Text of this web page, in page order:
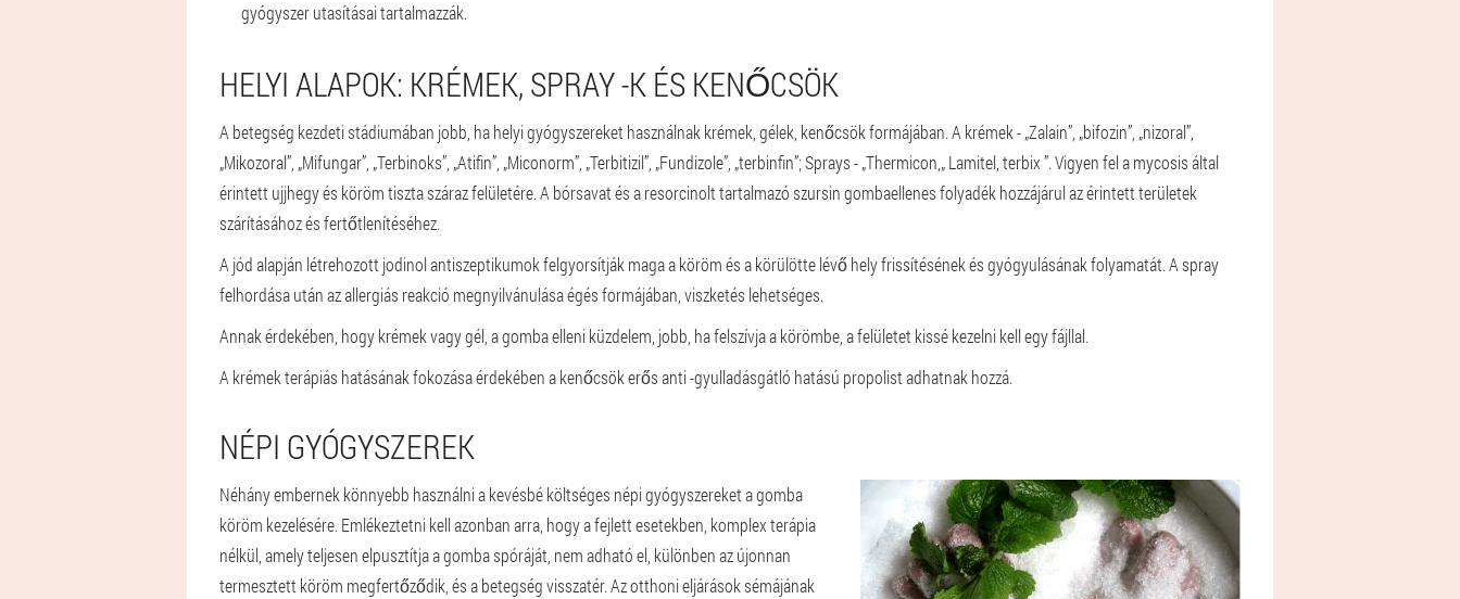
gyógyszer utasításai tartalmazzák.
HELYI ALAPOK: KRÉMEK, SPRAY -K ÉS KENŐCSÖK
A betegség kezdeti stádiumában jobb, ha helyi gyógyszereket használnak krémek, gélek, kenőcsök formájában. A krémek - „Zalain”, „bifozin”, „nizoral”,
„Mikozoral”, „Mifungar”, „Terbinoks”, „Atifin”, „Miconorm”, „Terbitizil”, „Fundizole”, „terbinfin”; Sprays - „Thermicon,„ Lamitel, terbix ”. Vigyen fel a mycosis által
érintett ujjhegy és köröm tiszta száraz felületére. A bórsavat és a resorcinolt tartalmazó szursin gombaellenes folyadék hozzájárul az érintett területek
szárításához és fertőtlenítéséhez.
A jód alapján létrehozott jodinol antiszeptikumok felgyorsítják maga a köröm és a körülötte lévő hely frissítésének és gyógyulásának folyamatát. A spray
felhordása után az allergiás reakció megnyilvánulása égés formájában, viszketés lehetséges.
Annak érdekében, hogy krémek vagy gél, a gomba elleni küzdelem, jobb, ha felszívja a körömbe, a felületet kissé kezelni kell egy fájllal.
A krémek terápiás hatásának fokozása érdekében a kenőcsök erős anti -gyulladásgátló hatású propolist adhatnak hozzá.
NÉPI GYÓGYSZEREK
Néhány embernek könnyebb használni a kevésbé költséges népi gyógyszereket a gomba
köröm kezelésére. Emlékeztetni kell azonban arra, hogy a fejlett esetekben, komplex terápia
nélkül, amely teljesen elpusztítja a gomba spóráját, nem adható el, különben az újonnan
termesztett köröm megfertőződik, és a betegség visszatér. Az otthoni eljárások sémájának